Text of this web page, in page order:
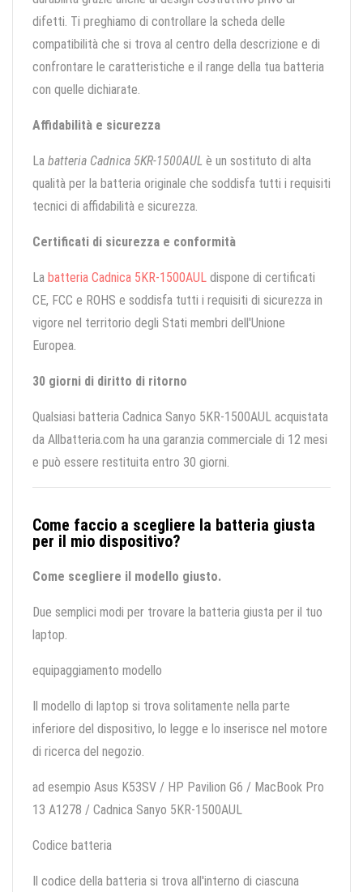
difetti. Ti preghiamo di controllare la scheda delle
compatibilità che si trova al centro della descrizione e di
confrontare le caratteristiche e il range della tua batteria
con quelle dichiarate.
Affidabilità e sicurezza
La batteria Cadnica 5KR-1500AUL è un sostituto di alta
qualità per la batteria originale che soddisfa tutti i requisiti
tecnici di affidabilità e sicurezza.
Certificati di sicurezza e conformità
La batteria Cadnica 5KR-1500AUL dispone di certificati
CE, FCC e ROHS e soddisfa tutti i requisiti di sicurezza in
vigore nel territorio degli Stati membri dell'Unione
Europea.
30 giorni di diritto di ritorno
Qualsiasi batteria Cadnica Sanyo 5KR-1500AUL acquistata
da Allbatteria.com ha una garanzia commerciale di 12 mesi
e può essere restituita entro 30 giorni.
Come faccio a scegliere la batteria giusta
per il mio dispositivo?
Come scegliere il modello giusto.
Due semplici modi per trovare la batteria giusta per il tuo
laptop.
equipaggiamento modello
Il modello di laptop si trova solitamente nella parte
inferiore del dispositivo, lo legge e lo inserisce nel motore
di ricerca del negozio.
ad esempio Asus K53SV / HP Pavilion G6 / MacBook Pro
13 A1278 / Cadnica Sanyo 5KR-1500AUL
Codice batteria
Il codice della batteria si trova all'interno di ciascuna